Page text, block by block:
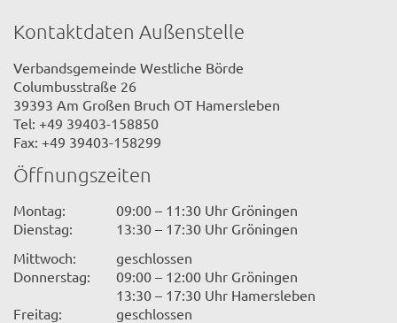
Kontaktdaten Außenstelle
Verbandsgemeinde Westliche Börde
Columbusstraße 26
39393 Am Großen Bruch OT Hamersleben
Tel: +49 39403-158850
Fax: +49 39403-158299
Öffnungszeiten
Montag:
09:00 – 11:30 Uhr Gröningen
Dienstag:
13:30 – 17:30 Uhr Gröningen
Mittwoch:
geschlossen
Donnerstag:
09:00 – 12:00 Uhr Gröningen
13:30 – 17:30 Uhr Hamersleben
Freitag:
geschlossen